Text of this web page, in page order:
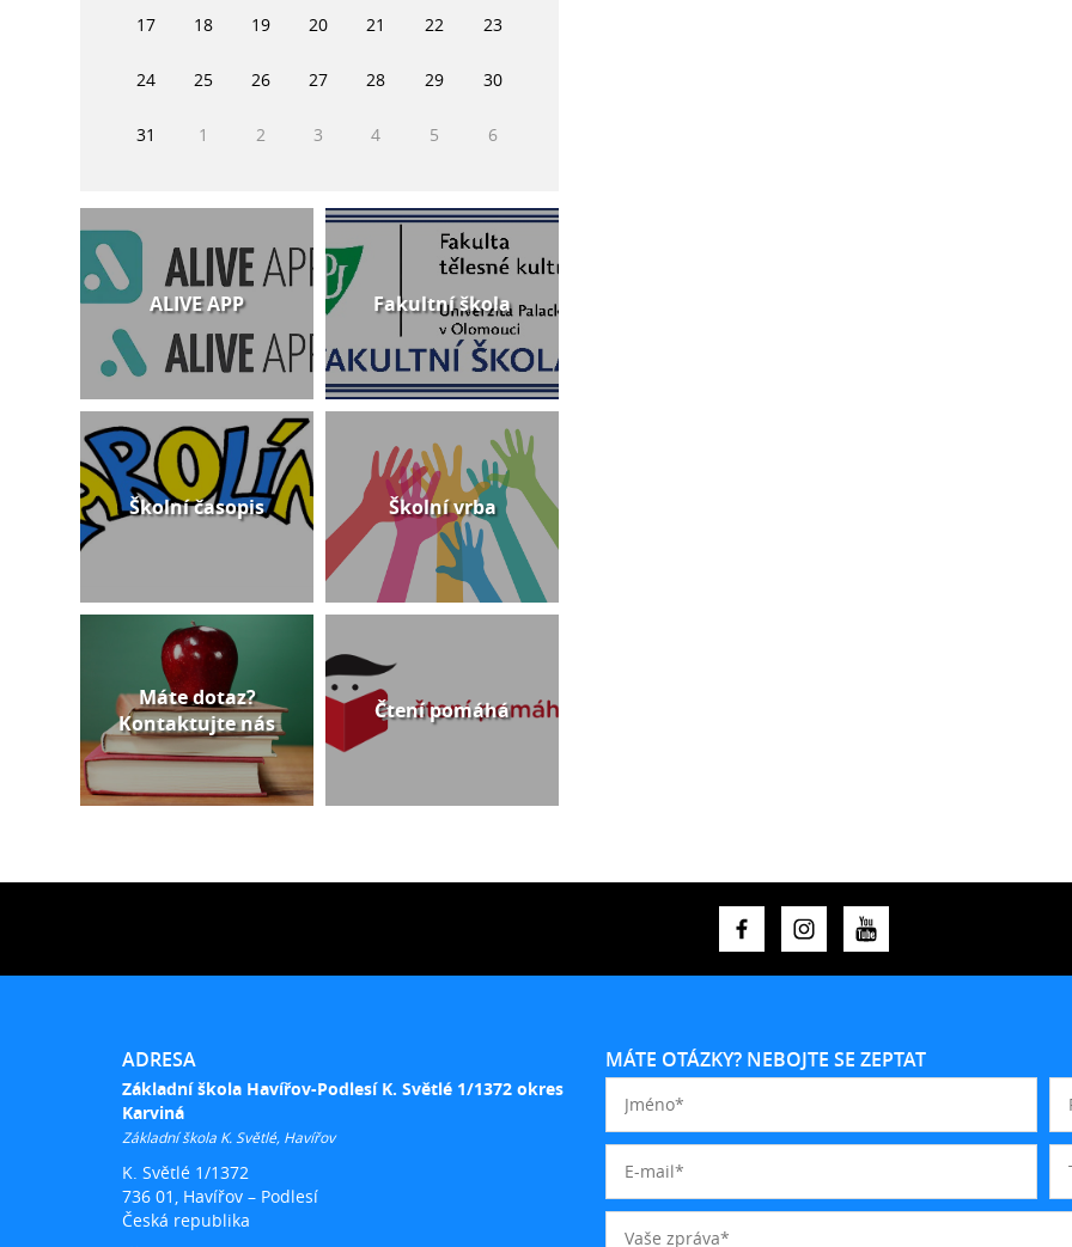
17 18 19 20 21 22 23
24 25 26 27 28 29 30
31 1 2 3 4 5 6
ALIVE APP Fakultní škola
Školní časopis Školní vrba
Máte dotaz?
Kontaktujte nás
Čtení pomáhá
ADRESA
Základní škola Havířov-Podlesí K. Světlé 1/1372 okres
Karviná
Základní škola K. Světlé, Havířov
K. Světlé 1/1372
736 01, Havířov – Podlesí
Česká republika
MÁTE OTÁZKY? NEBOJTE SE ZEPTAT